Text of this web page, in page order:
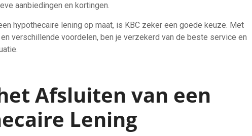
aanbiedingen en kortingen.
hypothecaire lening op maat, is KBC zeker een goede keuze. Met
verschillende voordelen, ben je verzekerd van de beste service en
Afsluiten van een
Lening